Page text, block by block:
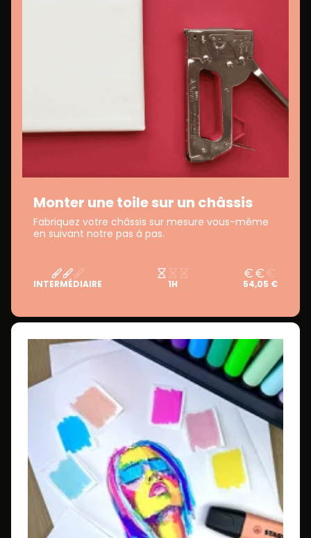
Monter une toile sur un châssis
Fabriquez votre châssis sur mesure vous-même
en suivant notre pas à pas.
INTERMÉDIAIRE 1H 54,05 €